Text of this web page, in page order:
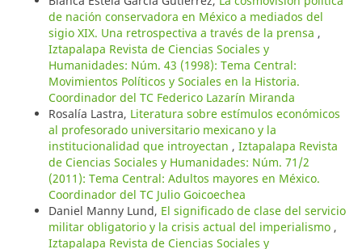
de nación conservadora en México a mediados del
sigio XIX. Una retrospectiva a través de la prensa ,
Iztapalapa Revista de Ciencias Sociales y
Humanidades: Núm. 43 (1998): Tema Central:
Movimientos Políticos y Sociales en la Historia.
Coordinador del TC Federico Lazarín Miranda
Rosalía Lastra, Literatura sobre estímulos económicos
al profesorado universitario mexicano y la
institucionalidad que introyectan , Iztapalapa Revista
de Ciencias Sociales y Humanidades: Núm. 71/2
(2011): Tema Central: Adultos mayores en México.
Coordinador del TC Julio Goicoechea
Daniel Manny Lund, El significado de clase del servicio
militar obligatorio y la crisis actual del imperialismo ,
Iztapalapa Revista de Ciencias Sociales y